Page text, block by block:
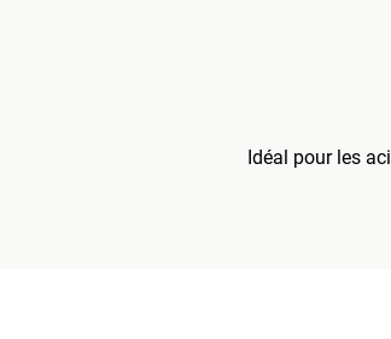
Idéal pour les